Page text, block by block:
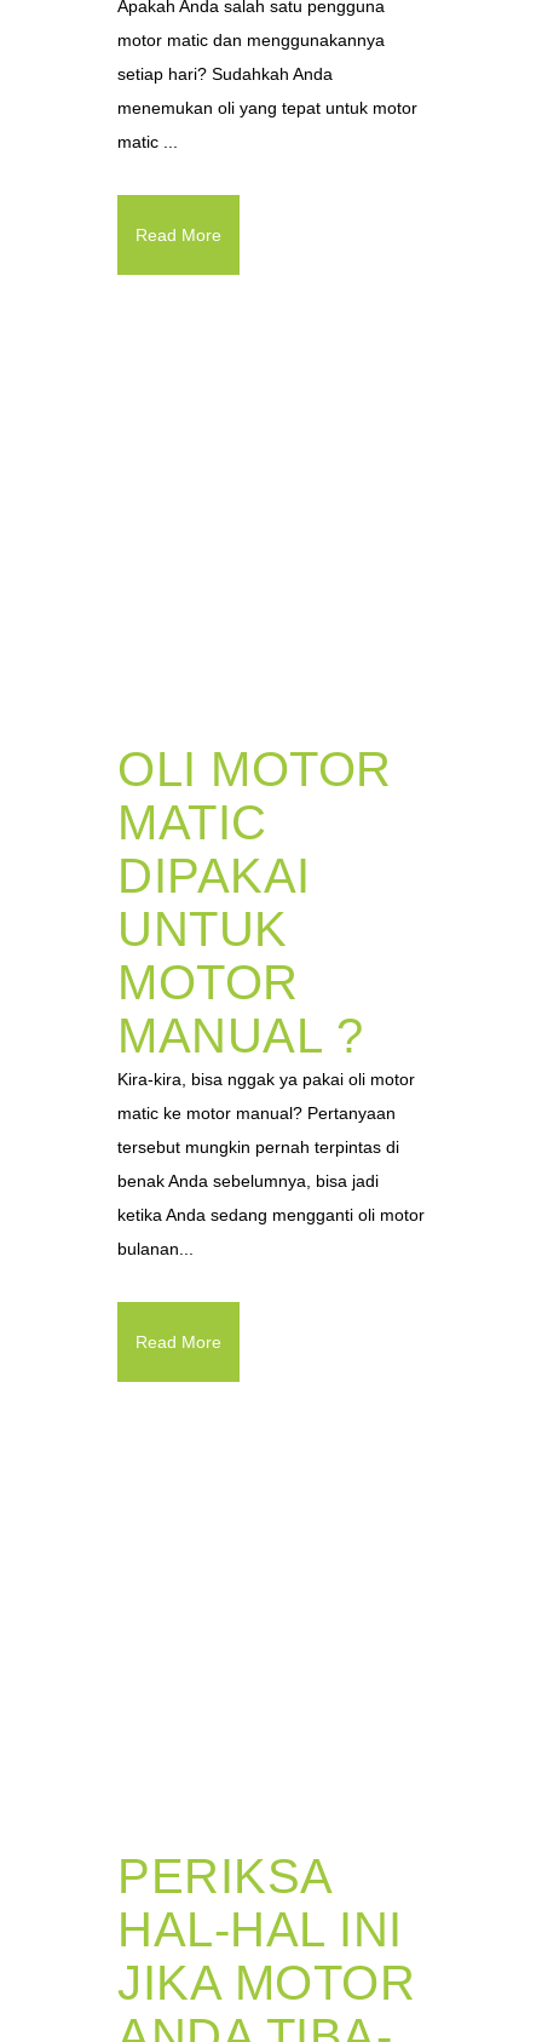
Apakah Anda salah satu pengguna
motor matic dan menggunakannya
setiap hari? Sudahkah Anda
menemukan oli yang tepat untuk motor
matic ...
Read More
OLI MOTOR
MATIC
DIPAKAI
UNTUK
MOTOR
MANUAL ?
Kira-kira, bisa nggak ya pakai oli motor
matic ke motor manual? Pertanyaan
tersebut mungkin pernah terpintas di
benak Anda sebelumnya, bisa jadi
ketika Anda sedang mengganti oli motor
bulanan...
Read More
PERIKSA
HAL-HAL INI
JIKA MOTOR